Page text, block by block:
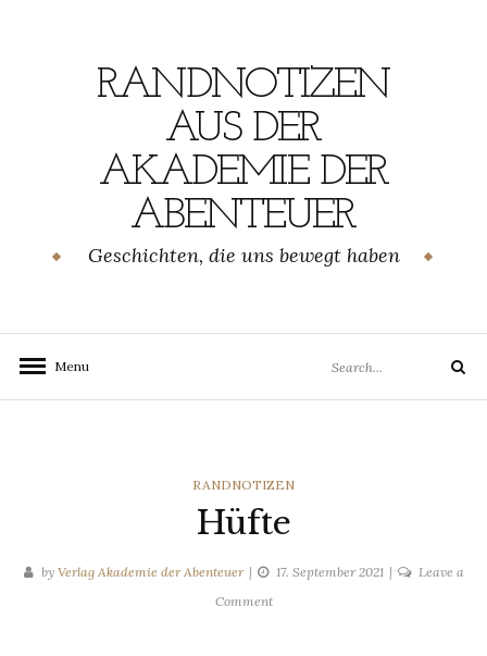
RANDNOTIZEN
AUS DER
AKADEMIE DER
ABENTEUER
Geschichten, die uns bewegt haben
Menu
for:
Search
CATEGORIES
RANDNOTIZEN
Hüfte
by Verlag Akademie der Abenteuer 17. September 2021
Leave a
Commenton